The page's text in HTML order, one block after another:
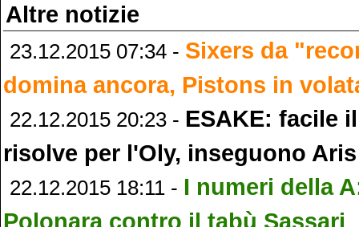
Altre notizie
23.12.2015 07:34 - Sixers da
domina ancora, Pistons in
22.12.2015 20:23 - ESAKE: facile
risolve per l'Oly, inseguono
22.12.2015 18:11 - I numeri della
Polonara contro il tabù Sassari